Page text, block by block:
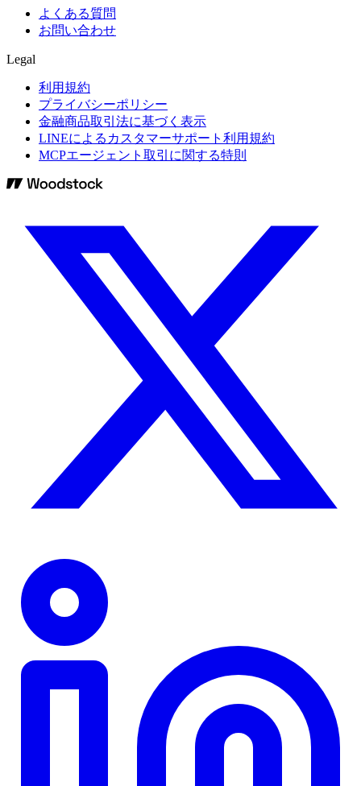
よくある質問
お問い合わせ
Legal
利用規約
プライバシーポリシー
金融商品取引法に基づく表示
LINEによるカスタマーサポート利用規約
MCPエージェント取引に関する特則